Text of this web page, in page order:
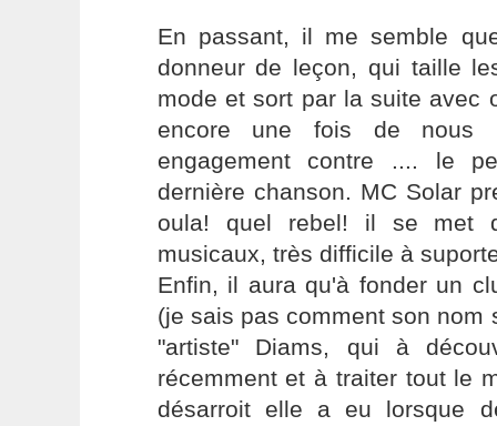
En passant, il me semble
donneur de leçon, qui taille
mode et sort par la suite avec
encore une fois de nous
engagement contre .... le
dernière chanson. MC Solar
oula! quel rebel! il se met
musicaux, très difficile à
Enfin, il aura qu'à fonder un
(je sais pas comment son nom
"artiste" Diams, qui à
récemment et à traiter tout le
désarroit elle a eu lorsque